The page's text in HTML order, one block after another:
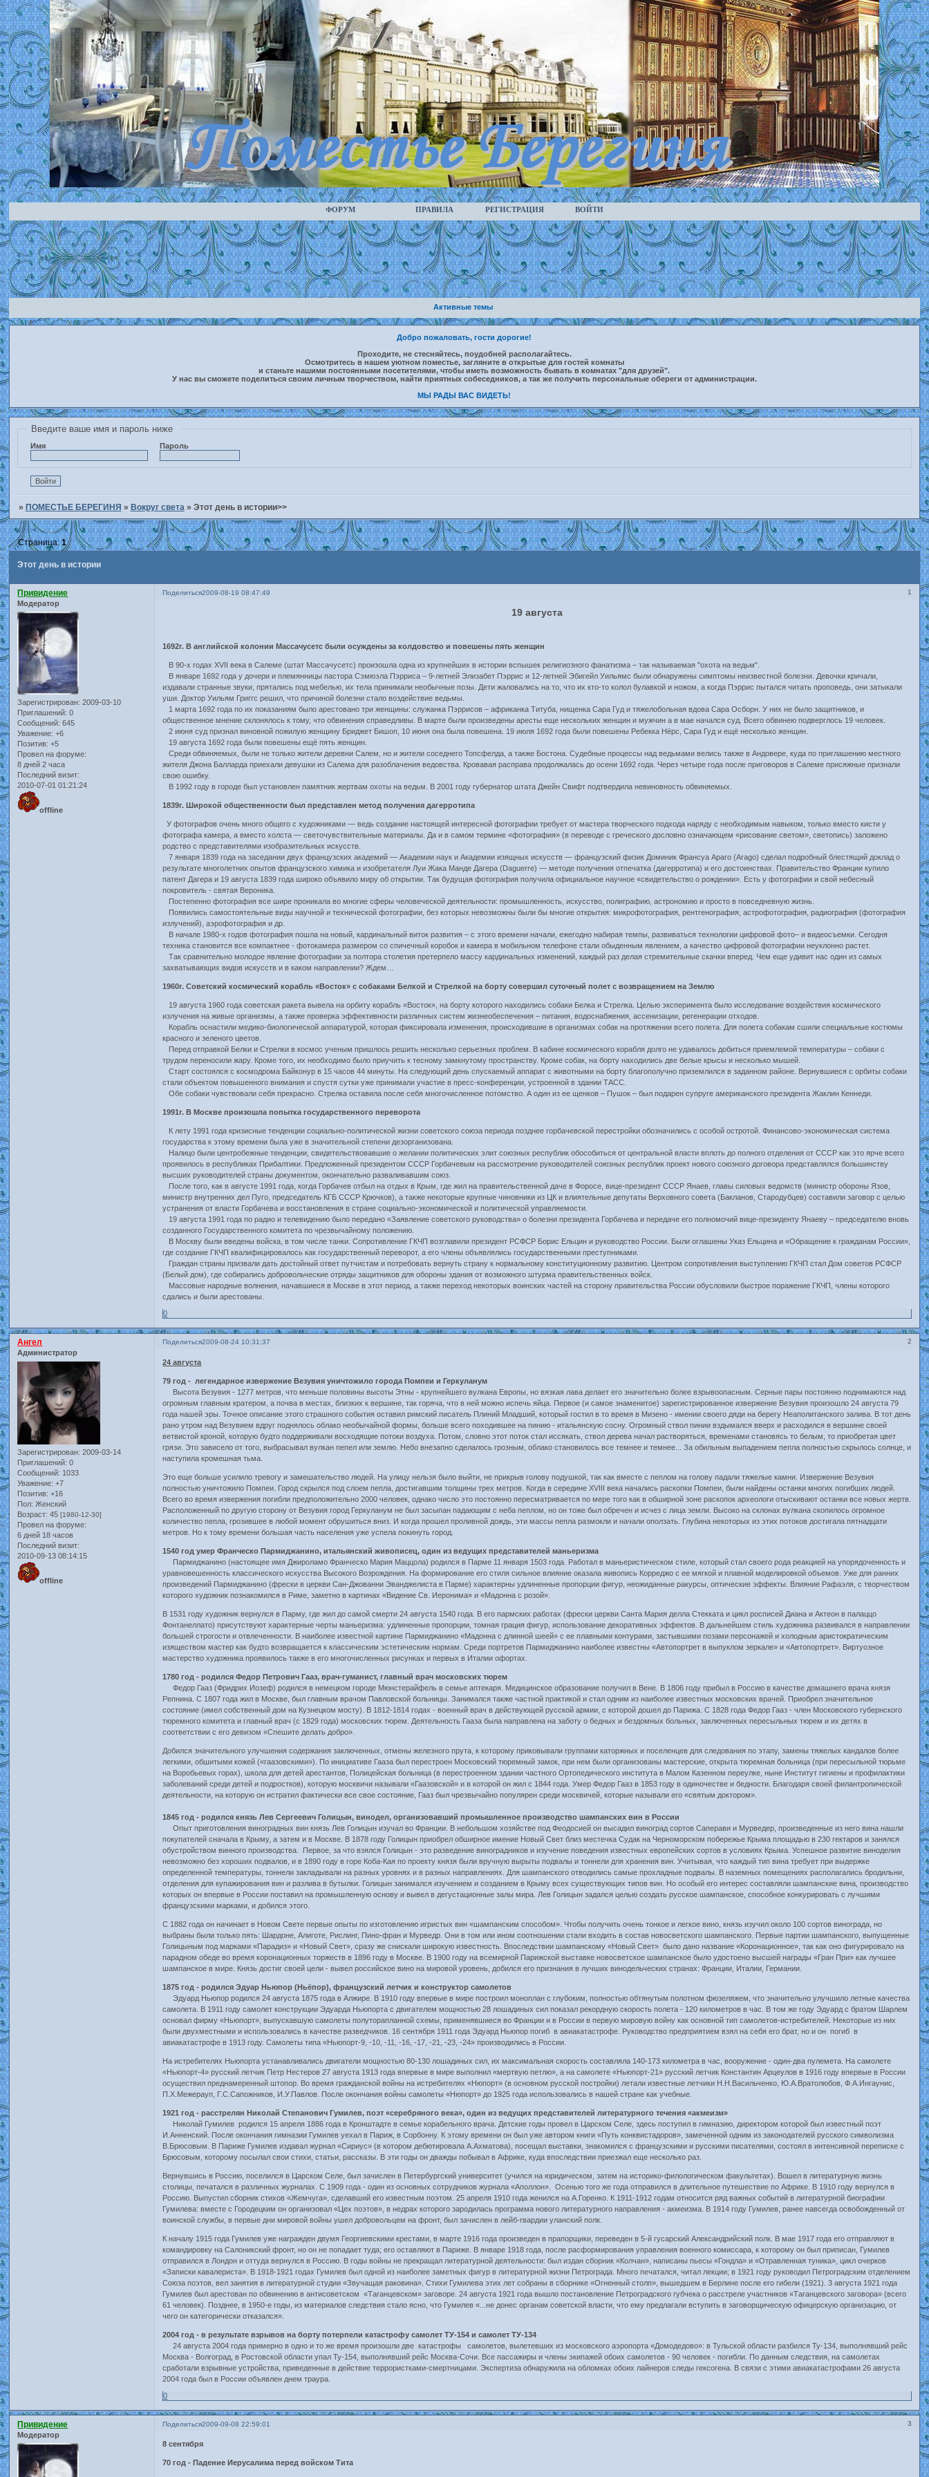
ФОРУМ ПРАВИЛА РЕГИСТРАЦИЯ ВОЙТИ
Активные темы
Добро пожаловать, гости дорогие!
Проходите, не стесняйтесь, поудобней располагайтесь.
Осмотритесь в нашем уютном поместье, загляните в открытые для гостей комнаты
и станьте нашими постоянными посетителями, чтобы иметь возможность бывать в комнатах "для друзей".
У нас вы сможете поделиться своим личным творчеством, найти приятных собеседников, а так же получить персональные обереги от администрации.
МЫ РАДЫ ВАС ВИДЕТЬ!
Введите ваше имя и пароль ниже
Имя Пароль
» ПОМЕСТЬЕ БЕРЕГИНЯ » Вокруг света » Этот день в истории>>
Этот день в истории
Страница:1
Поделиться 1
2009-08-19 08:47:49
Привидение
Модератор
Зарегистрирован: 2009-03-10
Приглашений: 0
Сообщений: 645
Уважение: +6
Позитив: +5
Провел на форуме:
8 дней 2 часа
Последний визит:
2010-07-01 01:21:24
offline
19 августа
1692г. В английской колонии Массачусетс были осуждены за колдовство и повешены пять женщин
В 90-х годах XVII века в Салеме (штат Массачусетс) произошла одна из крупнейших в истории вспышек религиозного фанатизма – так называемая "охота на ведьм".
В январе 1692 года у дочери и племянницы пастора Сэмюэла Пэрриса – 9-летней Элизабет Пэррис и 12-летней Эбигейл Уильямс были обнаружены симптомы неизвестной болезни. Девочки кричали,
издавали странные звуки, прятались под мебелью, их тела принимали необычные позы. Дети жаловались на то, что их кто-то колол булавкой и ножом, а когда Пэррис пытался читать проповедь, они затыкали
уши. Доктор Уильям Григгс решил, что причиной болезни стало воздействие ведьмы.
1 марта 1692 года по их показаниям было арестовано три женщины: служанка Пэррисов – африканка Титуба, нищенка Сара Гуд и тяжелобольная вдова Сара Осборн. У них не было защитников, и
общественное мнение склонялось к тому, что обвинения справедливы. В марте были произведены аресты еще нескольких женщин и мужчин а в мае начался суд. Всего обвинею подверглось 19 человек.
2 июня суд признал виновной пожилую женщину Бриджет Бишоп, 10 июня она была повешена. 19 июля 1692 года были повешены Ребекка Нёрс, Сара Гуд и ещё несколько женщин.
19 августа 1692 года были повешены ещё пять женщин.
Среди обвиняемых, были не только жители деревни Салем, но и жители соседнего Топсфелда, а также Бостона. Судебные процессы над ведьмами велись также в Андовере, куда по приглашению местного
жителя Джона Балларда приехали девушки из Салема для разоблачения ведовства. Кровавая расправа продолжалась до осени 1692 года. Через четыре года после приговоров в Салеме присяжные признали
свою ошибку.
В 1992 году в городе был установлен памятник жертвам охоты на ведьм. В 2001 году губернатор штата Джейн Свифт подтвердила невиновность обвиняемых.
1839г. Широкой общественности был представлен метод получения дагерротипа
У фотографов очень много общего с художниками — ведь создание настоящей интересной фотографии требует от мастера творческого подхода наряду с необходимым навыком, только вместо кисти у
фотографа камера, а вместо холста — светочувствительные материалы. Да и в самом термине «фотография» (в переводе с греческого дословно означающем «рисование светом», светопись) заложено
родство с представителями изобразительных искусств.
7 января 1839 года на заседании двух французских академий — Академии наук и Академии изящных искусств — французский физик Доминик Франсуа Араго (Arago) сделал подробный блестящий доклад о
результате многолетних опытов французского химика и изобретателя Луи Жака Манде Дагера (Daguerre) — методе получения отпечатка (дагерротипа) и его достоинствах. Правительство Франции купило
патент Дагера и 19 августа 1839 года широко объявило миру об открытии. Так будущая фотография получила официальное научное «свидетельство о рождении». Есть у фотографии и свой небесный
покровитель - святая Вероника.
Постепенно фотография все шире проникала во многие сферы человеческой деятельности: промышленность, искусство, полиграфию, астрономию и просто в повседневную жизнь.
Появились самостоятельные виды научной и технической фотографии, без которых невозможны были бы многие открытия: микрофотография, рентгенография, астрофотография, радиография (фотография
излучений), аэрофотография и др.
В начале 1980-х годов фотография пошла на новый, кардинальный виток развития – с этого времени начали, ежегодно набирая темпы, развиваться технологии цифровой фото– и видеосъемки. Сегодня
техника становится все компактнее - фотокамера размером со спичечный коробок и камера в мобильном телефоне стали обыденным явлением, а качество цифровой фотографии неуклонно растет.
Так сравнительно молодое явление фотографии за полтора столетия претерпело массу кардинальных изменений, каждый раз делая стремительные скачки вперед. Чем еще удивит нас один из самых
захватывающих видов искусств и в каком направлении? Ждем…
1960г. Советский космический корабль «Восток» с собаками Белкой и Стрелкой на борту совершил суточный полет с возвращением на Землю
19 августа 1960 года советская ракета вывела на орбиту корабль «Восток», на борту которого находились собаки Белка и Стрелка. Целью эксперимента было исследование воздействия космического
излучения на живые организмы, а также проверка эффективности различных систем жизнеобеспечения – питания, водоснабжения, ассенизации, регенерации отходов.
Корабль оснастили медико-биологической аппаратурой, которая фиксировала изменения, происходившие в организмах собак на протяжении всего полета. Для полета собакам сшили специальные костюмы
красного и зеленого цветов.
Перед отправкой Белки и Стрелки в космос ученым пришлось решить несколько серьезных проблем. В кабине космического корабля долго не удавалось добиться приемлемой температуры – собаки с
трудом переносили жару. Кроме того, их необходимо было приучить к тесному замкнутому пространству. Кроме собак, на борту находились две белые крысы и несколько мышей.
Старт состоялся с космодрома Байконур в 15 часов 44 минуты. На следующий день спускаемый аппарат с животными на борту благополучно приземлился в заданном районе. Вернувшиеся с орбиты собаки
стали объектом повышенного внимания и спустя сутки уже принимали участие в пресс-конференции, устроенной в здании ТАСС.
Обе собаки чувствовали себя прекрасно. Стрелка оставила после себя многочисленное потомство. А один из ее щенков – Пушок – был подарен супруге американского президента Жаклин Кеннеди.
1991г. В Москве произошла попытка государственного переворота
К лету 1991 года кризисные тенденции социально-политической жизни советского союза периода позднее горбачевской перестройки обозначились с особой остротой. Финансово-экономическая система
государства к этому времени была уже в значительной степени дезорганизована.
Налицо были центробежные тенденции, свидетельствовавшие о желании политических элит союзных республик обособиться от центральной власти вплоть до полного отделения от СССР как это ярче всего
проявилось в республиках Прибалтики. Предложенный президентом СССР Горбачевым на рассмотрение руководителей союзных республик проект нового союзного договора представлялся большинству
высших руководителей страны документом, окончательно разваливавшим союз.
После того, как в августе 1991 года, когда Горбачев отбыл на отдых в Крым, где жил на правительственной даче в Форосе, вице-президент СССР Янаев, главы силовых ведомств (министр обороны Язов,
министр внутренних дел Пуго, председатель КГБ СССР Крючков), а также некоторые крупные чиновники из ЦК и влиятельные депутаты Верховного совета (Бакланов, Стародубцев) составили заговор с целью
устранения от власти Горбачева и восстановления в стране социально-экономической и политической управляемости.
19 августа 1991 года по радио и телевидению было передано «Заявление советского руководства» о болезни президента Горбачева и передаче его полномочий вице-президенту Янаеву – председателю вновь
созданного Государственного комитета по чрезвычайному положению.
В Москву были введены войска, в том числе танки. Сопротивление ГКЧП возглавили президент РСФСР Борис Ельцин и руководство России. Были оглашены Указ Ельцина и «Обращение к гражданам России»,
где создание ГКЧП квалифицировалось как государственный переворот, а его члены объявлялись государственными преступниками.
Граждан страны призвали дать достойный ответ путчистам и потребовать вернуть страну к нормальному конституционному развитию. Центром сопротивления выступлению ГКЧП стал Дом советов РСФСР
(Белый дом), где собирались добровольческие отряды защитников для обороны здания от возможного штурма правительственных войск.
Массовые народные волнения, начавшиеся в Москве в этот период, а также переход некоторых воинских частей на сторону правительства России обусловили быстрое поражение ГКЧП, члены которого
сдались и были арестованы.
0
Поделиться 2
2009-08-24 10:31:37
Ангел
Администратор
Зарегистрирован: 2009-03-14
Приглашений: 0
Сообщений: 1033
Уважение: +7
Позитив: +16
Пол: Женский
Возраст: 45[1980-12-30]
Провел на форуме:
6 дней 18 часов
Последний визит:
2010-09-13 08:14:15
offline
24 августа
79 год - легендарное извержение Везувия уничтожило города Помпеи и Геркуланум
Высота Везувия - 1277 метров, что меньше половины высоты Этны - крупнейшего вулкана Европы, но вязкая лава делает его значительно более взрывоопасным. Серные пары постоянно поднимаются над
огромным главным кратером, а почва в местах, близких к вершине, так горяча, что в ней можно испечь яйца. Первое (и самое знаменитое) зарегистрированное извержение Везувия произошло 24 августа 79
года нашей эры. Точное описание этого страшного события оставил римский писатель Плиний Младший, который гостил в то время в Мизено - имении своего дяди на берегу Неаполитанского залива. В тот день
рано утром над Везувием вдруг поднялось облако необычайной формы, больше всего походившее на пинию - итальянскую сосну. Огромный ствол пинии вздымался вверх и расходился в вершине своей
ветвистой кроной, которую будто поддерживали восходящие потоки воздуха. Потом, словно этот поток стал иссякать, ствол дерева начал растворяться, временами становясь то белым, то приобретая цвет
грязи. Это зависело от того, выбрасывал вулкан пепел или землю. Небо внезапно сделалось грозным, облако становилось все темнее и темнее... За обильным выпадением пепла полностью скрылось солнце, и
наступила кромешная тьма.
Это еще больше усилило тревогу и замешательство людей. На улицу нельзя было выйти, не прикрыв голову подушкой, так как вместе с пеплом на голову падали тяжелые камни. Извержение Везувия
полностью уничтожило Помпеи. Город скрылся под слоем пепла, достигавшим толщины трех метров. Когда в середине XVIII века начались раскопки Помпеи, были найдены останки многих погибших людей.
Всего во время извержения погибли предположительно 2000 человек, однако число это постоянно пересматривается по мере того как в обширной зоне раскопок археологи отыскивают останки все новых жертв.
Расположенный по другую сторону от Везувия город Геркуланум не был засыпан падающим с неба пеплом, но он тоже был обречен и исчез с лица земли. Высоко на склонах вулкана скопилось огромное
количество пепла, грозившее в любой момент обрушиться вниз. И когда прошел проливной дождь, эти массы пепла размокли и начали оползать. Глубина некоторых из этих потоков достигала пятнадцати
метров. Но к тому времени большая часть населения уже успела покинуть город.
1540 год умер Франческо Пармиджанино, итальянский живописец, один из ведущих представителей маньеризма
Пармиджанино (настоящее имя Джироламо Франческо Мария Маццола) родился в Парме 11 января 1503 года. Работал в маньеристическом стиле, который стал своего рода реакцией на упорядоченность и
уравновешенность классического искусства Высокого Возрождения. На формирование его стиля сильное влияние оказала живопись Корреджо с ее мягкой и плавной моделировкой объемов. Уже для ранних
произведений Пармиджанино (фрески в церкви Сан-Джованни Эванджелиста в Парме) характерны удлиненные пропорции фигур, неожиданные ракурсы, оптические эффекты. Влияние Рафаэля, с творчеством
которого художник познакомился в Риме, заметно в картинах «Видение Св. Иеронима» и «Мадонна с розой».
В 1531 году художник вернулся в Парму, где жил до самой смерти 24 августа 1540 года. В его пармских работах (фрески церкви Санта Мария делла Стекката и цикл росписей Диана и Актеон в палаццо
Фонтанеллато) присутствуют характерные черты маньеризма: удлиненные пропорции, томная грация фигур, использование декоративных эффектов. В дальнейшем стиль художника развивался в направлении
большей строгости и отвлеченности. В наиболее известной картине Пармиджанино «Мадонна с длинной шеей» с ее плавными контурами, застывшими позами персонажей и холодным аристократическим
изяществом мастер как будто возвращается к классическим эстетическим нормам. Среди портретов Пармиджанино наиболее известны «Автопортрет в выпуклом зеркале» и «Автопортрет». Виртуозное
мастерство художника проявилось также в его многочисленных рисунках и первых в Италии офортах.
1780 год - родился Федор Петрович Гааз, врач-гуманист, главный врач московских тюрем
Федор Гааз (Фридрих Иозеф) родился в немецком городе Мюнстерайфель в семье аптекаря. Медицинское образование получил в Вене. В 1806 году прибыл в Россию в качестве домашнего врача князя
Репнина. С 1807 года жил в Москве, был главным врачом Павловской больницы. Занимался также частной практикой и стал одним из наиболее известных московских врачей. Приобрел значительное
состояние (имел собственный дом на Кузнецком мосту). В 1812-1814 годах - военный врач в действующей русской армии, с которой дошел до Парижа. С 1828 года Федор Гааз - член Московского губернского
тюремного комитета и главный врач (с 1829 года) московских тюрем. Деятельность Гааза была направлена на заботу о бедных и бездомных больных, заключенных пересыльных тюрем и их детях в
соответствии с его девизом «Спешите делать добро».
Добился значительного улучшения содержания заключенных, отмены железного прута, к которому приковывали группами каторжных и поселенцев для следования по этапу, замены тяжелых кандалов более
легкими, обшитыми кожей («гаазовскими»). По инициативе Гааза был перестроен Московский тюремный замок, при нем были организованы мастерские, открыта тюремная больница (при пересыльной тюрьме
на Воробьевых горах), школа для детей арестантов, Полицейская больница (в перестроенном здании частного Ортопедического института в Малом Казенном переулке, ныне Институт гигиены и профилактики
заболеваний среди детей и подростков), которую москвичи называли «Гаазовской» и в которой он жил с 1844 года. Умер Федор Гааз в 1853 году в одиночестве и бедности. Благодаря своей филантропической
деятельности, на которую он истратил фактически все свое состояние, Гааз был чрезвычайно популярен среди москвичей, которые называли его «святым доктором».
1845 год - родился князь Лев Сергеевич Голицын, винодел, организовавший промышленное производство шампанских вин в России
Опыт приготовления виноградных вин князь Лев Голицын изучал во Франции. В небольшом хозяйстве под Феодосией он высадил виноград сортов Саперави и Мурведер, произведенные из него вина нашли
покупателей сначала в Крыму, а затем и в Москве. В 1878 году Голицын приобрел обширное имение Новый Свет близ местечка Судак на Черноморском побережье Крыма площадью в 230 гектаров и занялся
обустройством винного производства. Первое, за что взялся Голицын - это разведение виноградников и изучение поведения известных европейских сортов в условиях Крыма. Успешное развитие виноделия
невозможно без хороших подвалов, и в 1890 году в горе Коба-Кая по проекту князя были вручную вырыты подвалы и тоннели для хранения вин. Учитывая, что каждый тип вина требует при выдержке
определенной температуры, тоннели закладывали на разных уровнях и в разных направлениях. Для шампанского отводились самые прохладные подвалы. В наземных помещениях располагались бродильни,
отделения для купажирования вин и разлива в бутылки. Голицын занимался изучением и созданием в Крыму всех существующих типов вин. Но особый его интерес составляли шампанские вина, производство
которых он впервые в России поставил на промышленную основу и вывел в дегустационные залы мира. Лев Голицын задался целью создать русское шампанское, способное конкурировать с лучшими
французскими марками, и добился этого.
С 1882 года он начинает в Новом Свете первые опыты по изготовлению игристых вин «шампанским способом». Чтобы получить очень тонкое и легкое вино, князь изучил около 100 сортов винограда, но
выбраны были только пять: Шардоне, Алиготе, Рислинг, Пино-фран и Мурведр. Они в том или ином соотношении стали входить в состав новосветского шампанского. Первые партии шампанского, выпущенные
Голицыным под марками «Парадиз» и «Новый Свет», сразу же снискали широкую известность. Впоследствии шампанскому «Новый Свет» было дано название «Коронационное», так как оно фигурировало на
парадном обеде во время коронационных торжеств в 1896 году в Москве. В 1900 году на всемирной Парижской выставке новосветское шампанское было удостоено высшей награды «Гран При» как лучшее
шампанское в мире. Князь достиг своей цели - вывел российское вино на мировой уровень, добился его признания в лучших винодельческих странах: Франции, Италии, Германии.
1875 год - родился Эдуар Ньюпор (Ньёпор), французский летчик и конструктор самолетов
Эдуард Ньюпор родился 24 августа 1875 года в Алжире. В 1910 году впервые в мире построил моноплан с глубоким, полностью обтянутым полотном фюзеляжем, что значительно улучшило летные качества
самолета. В 1911 году самолет конструкции Эдуарда Ньюпорта с двигателем мощностью 28 лошадиных сил показал рекордную скорость полета - 120 километров в час. В том же году Эдуард с братом Шарлем
основал фирму «Ньюпорт», выпускавшую самолеты полуторапланной схемы, применявшиеся во Франции и в России в первую мировую войну как основной тип самолетов-истребителей. Некоторые из них
были двухместными и использовались в качестве разведчиков. 16 сентября 1911 года Эдуард Ньюпор погиб в авиакатастрофе. Руководство предприятием взял на себя его брат, но и он погиб в
авиакатастрофе в 1913 году. Самолеты типа «Ньюпорт-9, -10, -11, -16, -17, -21, -23, -24» производились в России.
На истребителях Ньюпорта устанавливались двигатели мощностью 80-130 лошадиных сил, их максимальная скорость составляла 140-173 километра в час, вооружение - один-два пулемета. На самолете
«Ньюпорт-4» русский летчик Петр Нестеров 27 августа 1913 года впервые в мире выполнил «мертвую петлю», а на самолете «Ньюпорт-21» русский летчик Константин Арцеулов в 1916 году впервые в России
осуществил преднамеренный штопор. Во время гражданской войны на истребителях «Нюпорт» (в основном русской постройки) летали известные летчики Н.Н.Васильченко, Ю.А.Вратолюбов, Ф.А.Ингаунис,
П.X.Межерауп, Г.С.Сапожников, И.У.Павлов. После окончания войны самолеты «Нюпорт» до 1925 года использовались в нашей стране как учебные.
1921 год - расстрелян Николай Степанович Гумилев, поэт «серебряного века», один из ведущих представителей литературного течения «акмеизм»
Николай Гумилев родился 15 апреля 1886 года в Кронштадте в семье корабельного врача. Детские годы провел в Царском Селе, здесь поступил в гимназию, директором которой был известный поэт
И.Анненский. После окончания гимназии Гумилев уехал в Париж, в Сорбонну. К этому времени он был уже автором книги «Путь конквистадоров», замеченной одним из законодателей русского символизма
В.Брюсовым. В Париже Гумилев издавал журнал «Сириус» (в котором дебютировала А.Ахматова), посещал выставки, знакомился с французскими и русскими писателями, состоял в интенсивной переписке с
Брюсовым, которому посылал свои стихи, статьи, рассказы. В эти годы он дважды побывал в Африке, куда впоследствии приезжал еще несколько раз.
Вернувшись в Россию, поселился в Царском Селе, был зачислен в Петербургский университет (учился на юридическом, затем на историко-филологическом факультетах). Вошел в литературную жизнь
столицы, печатался в различных журналах. С 1909 года - один из основных сотрудников журнала «Аполлон». Осенью того же года отправился в длительное путешествие по Африке. В 1910 году вернулся в
Россию. Выпустил сборник стихов «Жемчуга», сделавший его известным поэтом. 25 апреля 1910 года женился на А.Горенко. К 1911-1912 годам относится ряд важных событий в литературной биографии
Гумилева: вместе с Городецким он организовал «Цех поэтов», в недрах которого зародилась программа нового литературного направления - акмеизма. В 1914 году Гумилев, ранее навсегда освобожденный от
воинской службы, в первые дни мировой войны ушел добровольцем на фронт, был зачислен в лейб-гвардии уланский полк.
К началу 1915 года Гумилев уже награжден двумя Георгиевскими крестами, в марте 1916 года произведен в прапорщики, переведен в 5-й гусарский Александрийский полк. В мае 1917 года его отправляют в
командировку на Салоникский фронт, но он не попадает туда; его оставляют в Париже. В январе 1918 года, после расформирования управления военного комиссара, к которому он был приписан, Гумилев
отправился в Лондон и оттуда вернулся в Россию. В годы войны не прекращал литературной деятельности: был издан сборник «Колчан», написаны пьесы «Гондла» и «Отравленная туника», цикл очерков
«Записки кавалериста». В 1918-1921 годах Гумилев был одной из наиболее заметных фигур в литературной жизни Петрограда. Много печатался, читал лекции; в 1921 году руководил Петроградским отделением
Союза поэтов, вел занятия в литературной студии «Звучащая раковина». Стихи Гумилева этих лет собраны в сборнике «Огненный столп», вышедшем в Берлине после его гибели (1921). 3 августа 1921 года
Гумилев был арестован по обвинению в антисоветском «Таганцевском» заговоре. 24 августа 1921 года вышло постановление Петроградского губчека о расстреле участников «Таганцевского заговора» (всего
61 человек). Позднее, в 1950-е годы, из материалов следствия стало ясно, что Гумилев «...не донес органам советской власти, что ему предлагали вступить в заговорщическую офицерскую организацию, от
чего он категорически отказался».
2004 год - в результате взрывов на борту потерпели катастрофу самолет ТУ-154 и самолет ТУ-134
24 августа 2004 года примерно в одно и то же время произошли две катастрофы самолетов, вылетевших из московского аэропорта «Домодедово»: в Тульской области разбился Ту-134, выполнявший рейс
Москва - Волгоград, в Ростовской области упал Ту-154, выполнявший рейс Москва-Сочи. Все пассажиры и члены экипажей обоих самолетов - 90 человек - погибли. По данным следствия, на самолетах
сработали взрывные устройства, приведенные в действие террористками-смертницами. Экспертиза обнаружила на обломках обоих лайнеров следы гексогена. В связи с этими авиакатастрофами 26 августа
2004 года был в России объявлен днем траура.
0
Поделиться 3
2009-09-08 22:59:01
Привидение
Модератор
8 сентября
70 год - Падение Иерусалима перед войском Тита